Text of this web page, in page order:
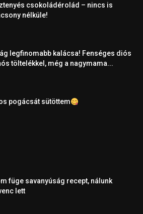
csokoládérolád – nincs is
nélküle!
legfinomabb kalácsa! Fenséges diós
töltelékkel, még a nagymama...
pogácsát sütöttem
füge savanyúság recept, nálunk
lett